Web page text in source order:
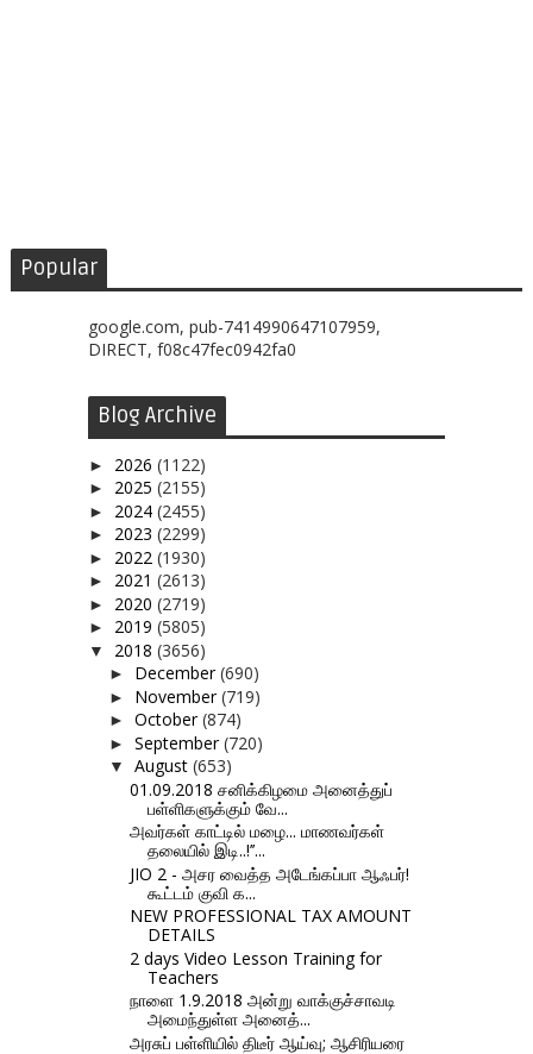
Popular
google.com, pub-7414990647107959,
DIRECT, f08c47fec0942fa0
Blog Archive
► 2026 (1122)
► 2025 (2155)
► 2024 (2455)
► 2023 (2299)
► 2022 (1930)
► 2021 (2613)
► 2020 (2719)
► 2019 (5805)
▼ 2018 (3656)
► December(690)
► November(719)
► October(874)
► September(720)
▼ August (653)
01.09.2018 சனிக்கிழமை அனைத்துப்
பள்ளிகளுக்கும் வே...
அவர்கள் காட்டில் மழை... மாணவர்கள்
தலையில் இடி..!’’...
JIO 2 - அசர வைத்த அடேங்கப்பா ஆஃபர்!
கூட்டம் குவி க...
NEW PROFESSIONAL TAX AMOUNT
DETAILS
2 days Video Lesson Training for
Teachers
நாளை 1.9.2018 அன்று வாக்குச்சாவடி
அமைந்துள்ள அனைத்...
அரசுப் பள்ளியில் திடீர் ஆய்வு; ஆசிரியரை